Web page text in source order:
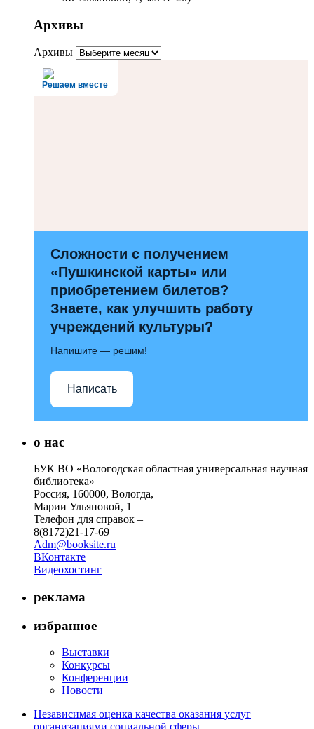
Архивы
Архивы
Решаем вместе
Сложности с получением
«Пушкинской карты» или
приобретением билетов?
Знаете, как улучшить работу
учреждений культуры?
Напишите — решим!
Написать
о нас
БУК ВО «Вологодская областная универсальная научная
библиотека»
Россия, 160000, Вологда,
Марии Ульяновой, 1
Телефон для справок –
8(8172)21-17-69
Adm@booksite.ru
ВКонтакте
Видеохостинг
реклама
избранное
Выставки
Конкурсы
Конференции
Новости
Независимая оценка качества оказания услуг